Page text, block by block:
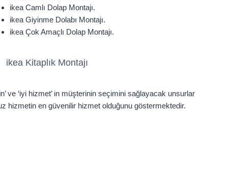
ikea Camlı Dolap Montajı.
ikea Giyinme Dolabı Montajı.
ikea Çok Amaçlı Dolap Montajı.
ikea Kitaplık Montajı
ve ‘iyi hizmet’ in müşterinin seçimini sağlayacak unsurlar
hizmetin en güvenilir hizmet olduğunu göstermektedir.